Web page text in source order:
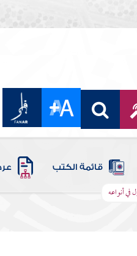
قائمة الكتب
في أنواعه